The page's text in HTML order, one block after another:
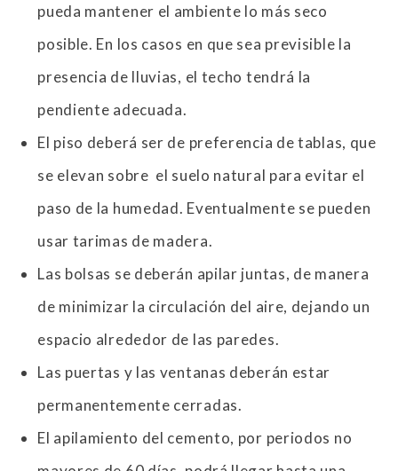
pueda mantener el ambiente lo más seco
posible. En los casos en que sea previsible la
presencia de lluvias, el techo tendrá la
pendiente adecuada.
El piso deberá ser de preferencia de tablas, que
se elevan sobre el suelo natural para evitar el
paso de la humedad. Eventualmente se pueden
usar tarimas de madera.
Las bolsas se deberán apilar juntas, de manera
de minimizar la circulación del aire, dejando un
espacio alrededor de las paredes.
Las puertas y las ventanas deberán estar
permanentemente cerradas.
El apilamiento del cemento, por periodos no